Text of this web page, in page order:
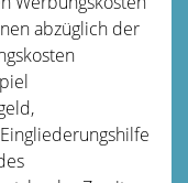
abzüglich der